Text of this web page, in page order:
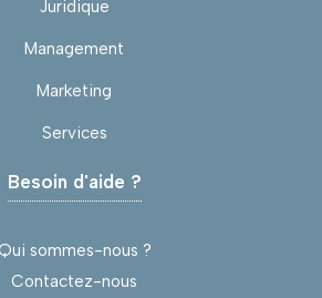
Juridique
Management
Marketing
Services
Besoin d'aide ?
sommes-nous ?
Contactez-nous